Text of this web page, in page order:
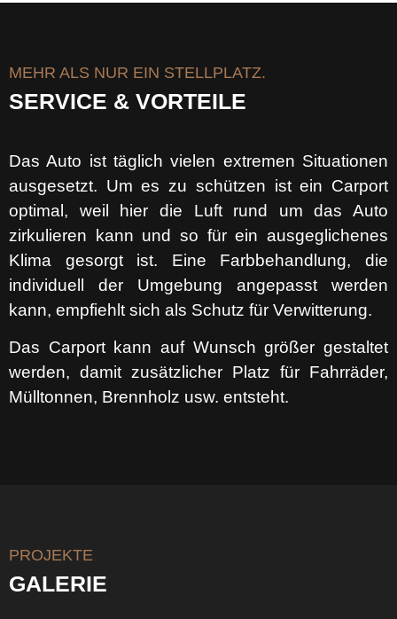
MEHR ALS NUR EIN STELLPLATZ.
SERVICE & VORTEILE
Das Auto ist täglich vielen extremen Situationen
ausgesetzt. Um es zu schützen ist ein Carport
optimal, weil hier die Luft rund um das Auto
zirkulieren kann und so für ein ausgeglichenes
Klima gesorgt ist. Eine Farbbehandlung, die
individuell der Umgebung angepasst werden
kann, empfiehlt sich als Schutz für Verwitterung.
Das Carport kann auf Wunsch größer gestaltet
werden, damit zusätzlicher Platz für Fahrräder,
Mülltonnen, Brennholz usw. entsteht.
PROJEKTE
GALERIE